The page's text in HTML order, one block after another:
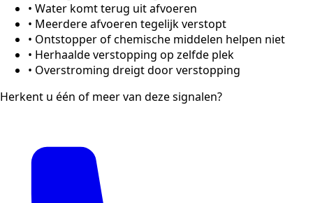
• Water komt terug uit afvoeren
• Meerdere afvoeren tegelijk verstopt
• Ontstopper of chemische middelen helpen niet
• Herhaalde verstopping op zelfde plek
• Overstroming dreigt door verstopping
Herkent u één of meer van deze signalen?